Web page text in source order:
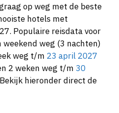
op weg met de beste
hotels met
Populaire reisdata voor
weg (3 nachten)
weg t/m 23 april 2027
2 weken weg t/m 30
hieronder direct de